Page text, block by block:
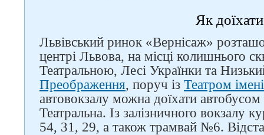
Як доїхати
Львівський ринок «Вернісаж»
центрі Львова, на місці колишнього
Театральною, Лесі Українки та
Преображення, поруч із Театром
автовокзалу можна доїхати
Театральна. Із залізничного вокзалу
54, 31, 29, а також трамвай №6.